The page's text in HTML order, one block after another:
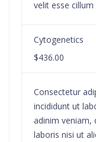
velit esse cillum
Cytogenetics
$436.00
Consectetur
incididunt ut
adinim veniam,
laboris nisi ut